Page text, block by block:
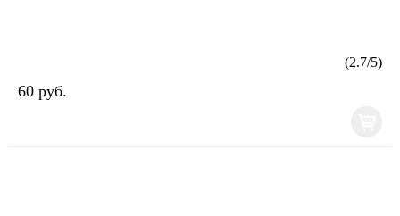
(2.7/5)
60 руб.